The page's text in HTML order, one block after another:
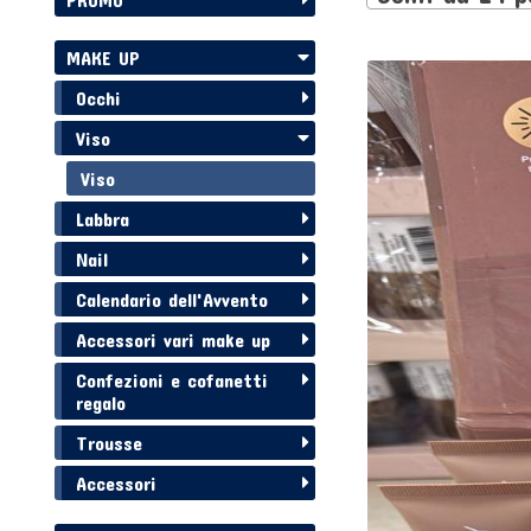
MAKE UP
Occhi
Viso
Viso
Labbra
Nail
Calendario dell'Avvento
Accessori vari make up
Confezioni e cofanetti
regalo
Trousse
Accessori